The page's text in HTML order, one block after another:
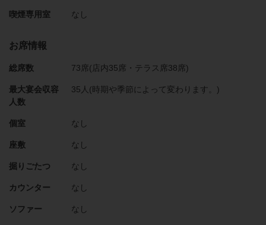
喫煙専用室 なし
お席情報
総席数 73席(店内35席・テラス席38席)
最大宴会収容
人数
35人(時期や季節によって変わります。)
個室 なし
座敷 なし
掘りごたつ なし
カウンター なし
ソファー なし